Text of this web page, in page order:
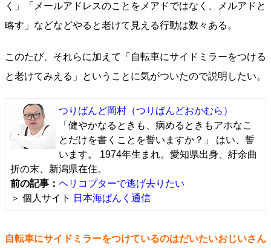
く」「メールアドレスのことをメアドではなく、メルアドと
略す」などなどやると老けて見える行動は数々ある。
このたび、それらに加えて「自転車にサイドミラーをつける
と老けてみえる」ということに気がついたので説明したい。
つりばんど岡村 （つりばんどおかむら）
「健やかなるときも、病めるときもアホなこ
とだけを書くことを誓いますか？」 はい、誓
います。 1974年生まれ。愛知県出身、紆余曲
折の末、新潟県在住。
前の記事： ヘリコプターで逃げ去りたい
＞ 個人サイト
日本海ぱんく通信
自転車にサイドミラーをつけているのはだいたいおじいさん